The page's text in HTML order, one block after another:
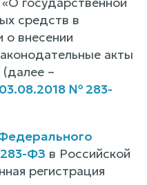
средств в
внесении
акты
–
№ 283-
ФЗ в Российской
регистрация